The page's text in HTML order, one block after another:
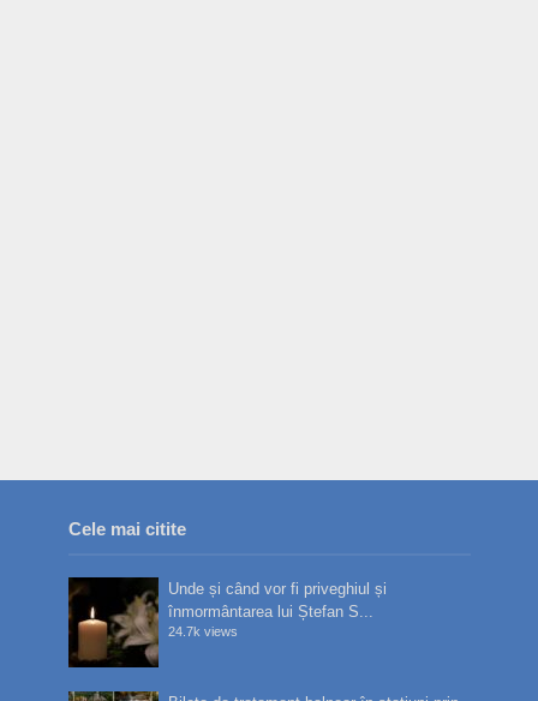
Cele mai citite
Unde și când vor fi priveghiul și
înmormântarea lui Ștefan S...
24.7k views